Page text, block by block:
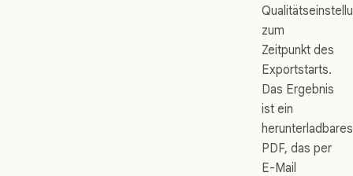
zum
Zeitpunkt des
Exportstarts.
Das Ergebnis
ist ein
herunterladbares
PDF, das per
E-Mail